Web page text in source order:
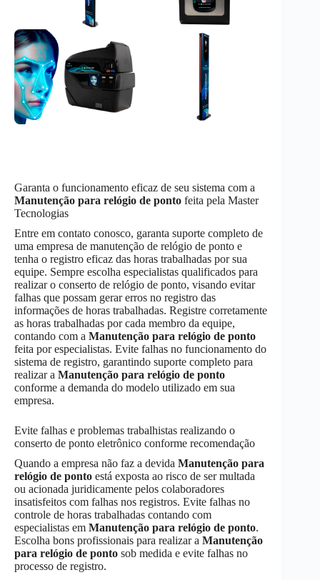
Garanta o funcionamento eficaz de seu sistema com a
Manutenção para relógio de ponto feita pela Master
Tecnologias
Entre em contato conosco, garanta suporte completo de
uma empresa de manutenção de relógio de ponto e
tenha o registro eficaz das horas trabalhadas por sua
equipe. Sempre escolha especialistas qualificados para
realizar o conserto de relógio de ponto, visando evitar
falhas que possam gerar erros no registro das
informações de horas trabalhadas. Registre corretamente
as horas trabalhadas por cada membro da equipe,
contando com a Manutenção para relógio de ponto
feita por especialistas. Evite falhas no funcionamento do
sistema de registro, garantindo suporte completo para
realizar a Manutenção para relógio de ponto
conforme a demanda do modelo utilizado em sua
empresa.
Evite falhas e problemas trabalhistas realizando o
conserto de ponto eletrônico conforme recomendação
Quando a empresa não faz a devida Manutenção para
relógio de ponto está exposta ao risco de ser multada
ou acionada juridicamente pelos colaboradores
insatisfeitos com falhas nos registros. Evite falhas no
controle de horas trabalhadas contando com
especialistas em Manutenção para relógio de ponto.
Escolha bons profissionais para realizar a Manutenção
para relógio de ponto sob medida e evite falhas no
processo de registro.